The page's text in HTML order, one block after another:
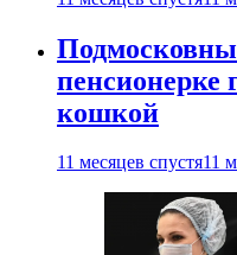
пенсионерке
кошкой
11 месяцев спустя11